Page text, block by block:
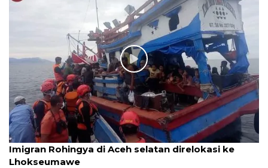
Imigran Rohingya di Aceh selatan direlokasi ke
Lhokseumawe